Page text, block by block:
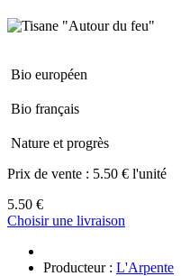
Bio européen
Bio français
Nature et progrès
Prix de vente : 5.50 € l'unité
5.50 €
Choisir une livraison
Producteur : L'Arpente